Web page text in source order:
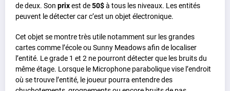
de deux. Son prixest de50$à tous les niveaux. Les entités
peuvent le détecter car c’est un objet électronique.
Cet objet se montre très utile notamment sur les grandes
cartes comme l’école ou Sunny Meadows afin de localiser
l’entité. Le grade 1 et 2 ne pourront détecter que les bruits du
même étage. Lorsque le Microphone parabolique vise l’endroit
où se trouve l’entité, le joueur pourra entendre des